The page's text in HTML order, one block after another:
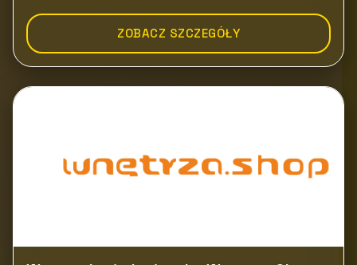
ZOBACZ SZCZEGÓŁY